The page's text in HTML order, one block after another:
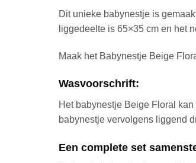
Dit unieke babynestje is
liggedeelte is 65×35 cm en het
Maak het Babynestje Beige
Wasvoorschrift:
Het babynestje Beige Floral
babynestje vervolgens liggend
Een complete set